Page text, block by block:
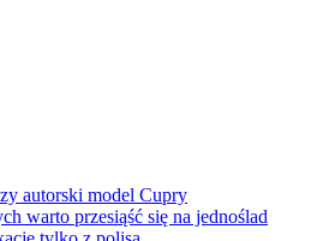
autorski model Cupry
warto przesiąść się na jednoślad